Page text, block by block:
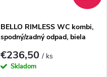
BELLO RIMLESS WC kombi,
spodný/zadný odpad, biela
€236,50/ ks
Skladom